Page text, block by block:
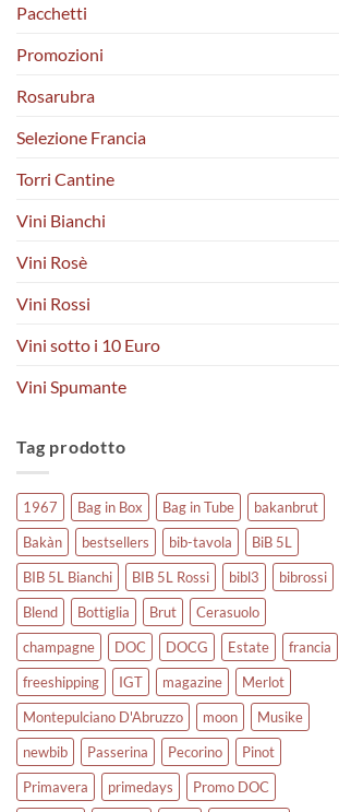
Pacchetti
Promozioni
Rosarubra
Selezione Francia
Torri Cantine
Vini Bianchi
Vini Rosè
Vini Rossi
Vini sotto i 10 Euro
Vini Spumante
Tag prodotto
1967 Bag in Box Bag in Tube
bakanbrut
Bakàn
bestsellers bib-tavola
BiB 5L
BIB 5L Bianchi
BIB 5L Rossi bibl3
bibrossi
Blend
Bottiglia Brut
Cerasuolo
champagne
DOC DOCG Estate
francia
freeshipping
IGT magazine
Merlot
Montepulciano D'Abruzzo
moon
Musike
newbib
Passerina Pecorino
Pinot
Primavera
primedays
Promo DOC